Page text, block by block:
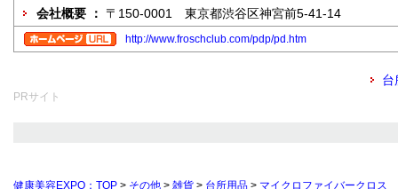
会社概要 ： 〒150-0001 東京都渋谷区神宮前5-41-14
http://www.froschclub.com/pdp/pd.htm
台
PRサイト
健康美容EXPO：TOP > その他 > 雑貨 > 台所用品 > マイクロファイバークロス